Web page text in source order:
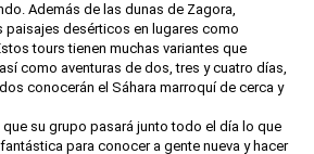
Además de las dunas de Zagora,
desérticos en lugares como
tours tienen muchas variantes que
como aventuras de dos, tres y cuatro días,
conocerán el Sáhara marroquí de cerca y
que su grupo pasará junto todo el día lo que
para conocer a gente nueva y hacer